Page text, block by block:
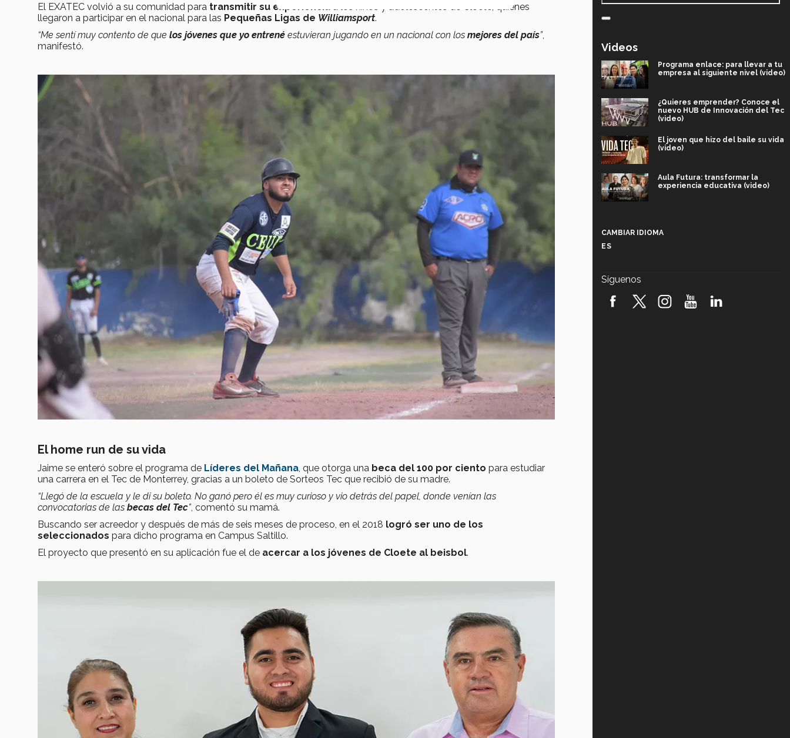
El EXATEC volvió a su comunidad para transmitir su experiencia a los niños y adolescentes de Cloete, quienes
llegaron a participar en el nacional para las Pequeñas Ligas de Williamsport.
“Mesentí muy contento de que los jóvenes que yo entrené estuvieran jugando en un nacional con los mejores del país”,
manifestó.
El home run de su vida
Jaime se enteró sobre el programa de Líderes del Mañana, que otorga una beca del 100 por ciento para estudiar
una carrera en el Tec de Monterrey, gracias a un boleto de Sorteos Tec que recibió de su madre.
“Llegó de la escuela y le di su boleto. No ganó pero él es muy curioso y vio detrás del papel, donde venían las
convocatorias de las becas del Tec”, comentó su mamá.
Buscando ser acreedor y después de más de seis meses de proceso, en el 2018 logró ser uno de los
seleccionados para dicho programa en Campus Saltillo.
El proyecto que presentó en su aplicación fue el de acercar a los jóvenes de Cloete al beisbol.
Videos
Programa enlace: para llevar a tu
empresa al siguiente nivel (video)
¿Quieres emprender? Conoce el
nuevo HUB de Innovación del Tec
(video)
El joven que hizo del baile su vida
(video)
Aula Futura: transformar la
experiencia educativa (video)
robótica FIRST 2026! (video)
CAMBIAR IDIOMA
ES
Síguenos